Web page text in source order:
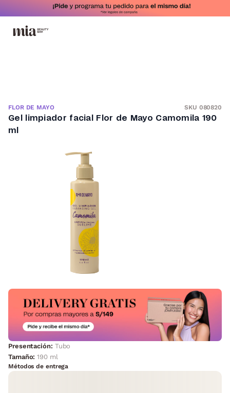
FLOR DE MAYO SKU 080820
Gel limpiador facial Flor de Mayo Camomila 190
ml
Presentación: Tubo
Tamaño:190 ml
Métodos de entrega